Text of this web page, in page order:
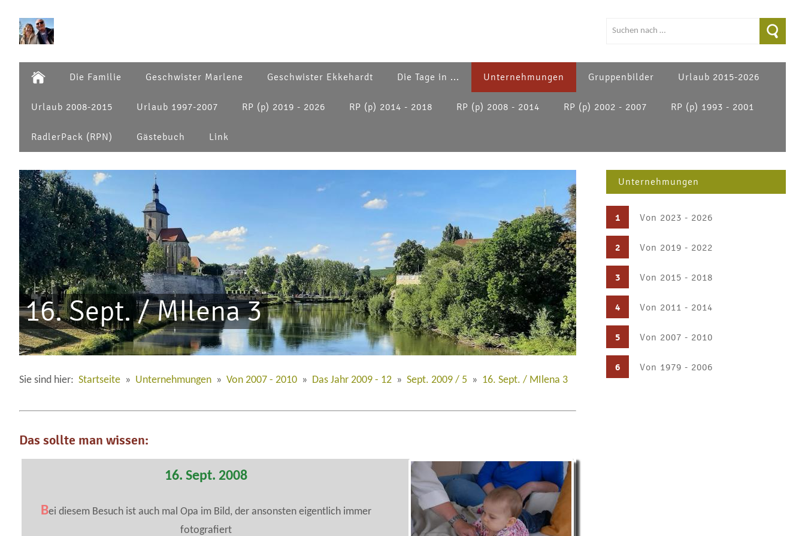
Die Familie Geschwister Marlene Geschwister Ekkehardt Die Tage in ... Unternehmungen Gruppenbilder Urlaub 2015-2026
Urlaub 2008-2015 Urlaub 1997-2007 RP (p) 2019 - 2026 RP (p) 2014 - 2018 RP (p) 2008 - 2014 RP (p) 2002 - 2007 RP (p) 1993 - 2001
RadlerPack (RPN) Gästebuch Link
Unternehmungen
1 Von 2023 - 2026
2 Von 2019 - 2022
3 Von 2015 - 2018
4 Von 2011 - 2014
5 Von 2007 - 2010
6 Von 1979 - 2006
16. Sept. / MIlena 3
Sie sind hier: Startseite » Unternehmungen » Von 2007 - 2010 » Das Jahr 2009 - 12 » Sept. 2009 / 5 » 16. Sept. / MIlena 3
Das sollte man wissen:
16. Sept. 2008
Bei diesem Besuch ist auch mal Opa im Bild, der ansonsten eigentlich immer
fotografiert